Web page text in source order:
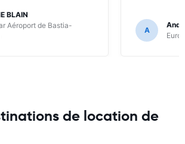
BLAIN
Aéroport de Bastia-
A
de location de